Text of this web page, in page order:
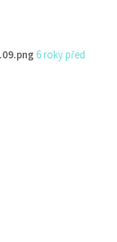
6 roky před